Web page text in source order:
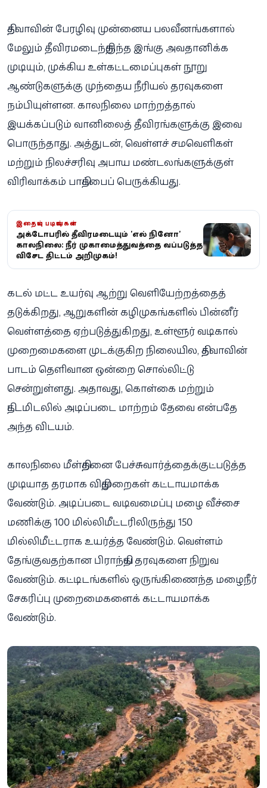
தித்வாவின் பேரழிவு முன்னைய பலவீனங்களால்
மேலும் தீவிரமடைந்திருந்த இங்கு அவதானிக்க
முடியும், முக்கிய உள்கட்டமைப்புகள் நூறு
ஆண்டுகளுக்கு முந்தைய நீரியல் தரவுகளை
நம்பியுள்ளன. காலநிலை மாற்றத்தால்
இயக்கப்படும் வானிலைத் தீவிரங்களுக்கு இவை
பொருந்தாது. அத்துடன், வெள்ளச் சமவெளிகள்
மற்றும் நிலச்சரிவு அபாய மண்டலங்களுக்குள்
விரிவாக்கம் பாதிப்பைப் பெருக்கியது.
இதையும் படியுங்கள்
அக்டோபரில் தீவிரமடையும் 'எல் நினோ'
காலநிலை: நீர் முகாமைத்துவத்தை வலுப்படுத்த
விசேட திட்டம் அறிமுகம்!
கடல் மட்ட உயர்வு ஆற்று வெளியேற்றத்தைத்
தடுக்கிறது, ஆறுகளின் கழிமுகங்களில் பின்னீர்
வெள்ளத்தை ஏற்படுத்துகிறது, உள்ளூர் வடிகால்
முறைமைகளை முடக்குகிற நிலையில, தித்வாவின்
பாடம் தெளிவான ஒன்றை சொல்லிட்டு
சென்றுள்ளது. அதாவது, கொள்கை மற்றும்
திட்டமிடலில் அடிப்படை மாற்றம் தேவை என்பதே
அந்த விடயம்.
காலநிலை மீள்திறனை பேச்சுவார்த்தைக்குட்படுத்த
முடியாத தரமாக விதிமுறைகள் கட்டாயமாக்க
வேண்டும். அடிப்படை வடிவமைப்பு மழை வீச்சை
மணிக்கு 100 மில்லிமீட்டரிலிருந்து 150
மில்லிமீட்டராக உயர்த்த வேண்டும். வெள்ளம்
தேங்குவதற்கான பிராந்திய தரவுகளை நிறுவ
வேண்டும். கட்டிடங்களில் ஒருங்கிணைந்த மழைநீர்
சேகரிப்பு முறைமைகளைக் கட்டாயமாக்க
வேண்டும்.